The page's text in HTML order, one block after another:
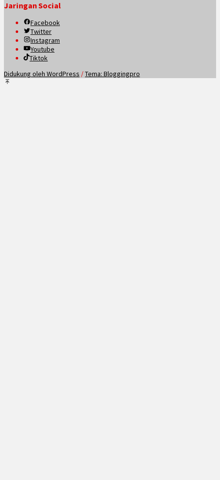
Jaringan Social
Facebook
Twitter
Instagram
Youtube
Tiktok
Didukung oleh WordPress /Tema: Bloggingpro